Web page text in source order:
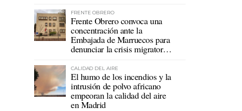
FRENTE OBRERO
Frente Obrero convoca una
concentración ante la
Embajada de Marruecos para
denunciar la crisis migratoria
CALIDAD DEL AIRE
El humo de los incendios y la
intrusión de polvo africano
empeoran la calidad del aire
en Madrid